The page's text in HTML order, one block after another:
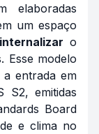
elaboradas
um espaço
internalizar o
Esse modelo
entrada em
S2, emitidas
Board
e clima no